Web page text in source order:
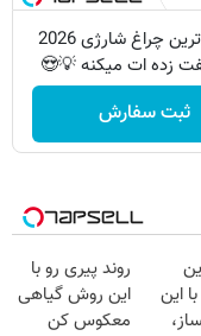
پرکاربردترین چراغ شارژی 2026
زده ات میکنه 💡😍
ثبت سفارش
این
روند پیری رو با
این روش گیاهی
معکوس کن